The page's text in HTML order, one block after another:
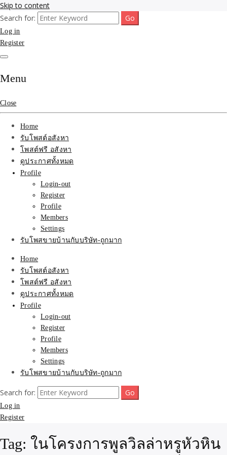
Skip to content
รับจ้างโพสขายบ้าน ที่ดิน
ติดAI SEO กับบริษัทใหญ่
รับจ้างทำโฆษณา สินค้า
บ้านที่ดิน ราคา ถูกและดี
ที่สุด บริการ โปรโมท
โฆษณารับโพสอสังหา ทีม
งาน บริํษัทใหญ่ เว็บขาย
บ้าน คุณภาพอันดับ1
SEOขายบ้าน
รับจ้างโพสขายบ้าน ที่ดิน ไม่มีค่านายหน้า กับบริษัท SEO-AI เน้นติดหน้า
แรก บริการโพสต์ โปรโมท รับจ้างทำโฆษณา ราคาถูก เว็บขายบ้าน รับโพ
สอสังหา ติดหน้าแรกกูเกิ้ล ทีมงาน บริํษัทใหญ่ รับประกันผลงาน ที่เดียวใน
Search for:
Log in
Register
Menu
Close
Home
รับโพสต์อสังหา
โพสต์ฟรี อสังหา
ดูประกาศทั้งหมด
Profile
Login-out
Register
Profile
Members
Settings
รับโพสขายบ้านกับบริษัท-ถูกมาก
Home
รับโพสต์อสังหา
โพสต์ฟรี อสังหา
ดูประกาศทั้งหมด
Profile
Login-out
Register
Profile
Members
Settings
รับโพสขายบ้านกับบริษัท-ถูกมาก
Search for:
Log in
Register
Tag: ในโครงการพูลวิลล่าหรูหัวหิน